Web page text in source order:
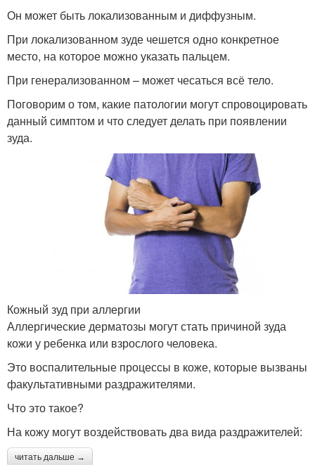
Он может быть локализованным и диффузным.
При локализованном зуде чешется одно конкретное
место, на которое можно указать пальцем.
При генерализованном – может чесаться всё тело.
Поговорим о том, какие патологии могут спровоцировать
данный симптом и что следует делать при появлении
зуда.
Кожный зуд при аллергии
Аллергические дерматозы могут стать причиной зуда
кожи у ребенка или взрослого человека.
Это воспалительные процессы в коже, которые вызваны
факультативными раздражителями.
Что это такое?
На кожу могут воздействовать два вида раздражителей:
читать дальше →